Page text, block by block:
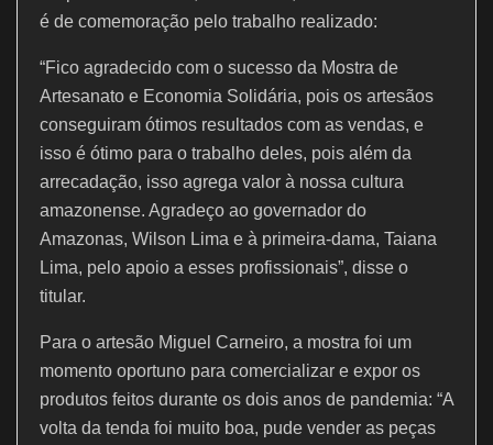
é de comemoração pelo trabalho realizado:
“Fico agradecido com o sucesso da Mostra de
Artesanato e Economia Solidária, pois os artesãos
conseguiram ótimos resultados com as vendas, e
isso é ótimo para o trabalho deles, pois além da
arrecadação, isso agrega valor à nossa cultura
amazonense. Agradeço ao governador do
Amazonas, Wilson Lima e à primeira-dama, Taiana
Lima, pelo apoio a esses profissionais”, disse o
titular.
Para o artesão Miguel Carneiro, a mostra foi um
momento oportuno para comercializar e expor os
produtos feitos durante os dois anos de pandemia: “A
volta da tenda foi muito boa, pude vender as peças